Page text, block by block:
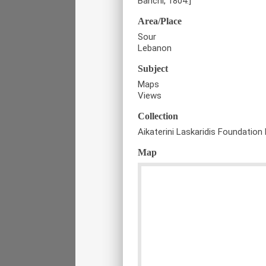
Area/Place
Sour
Lebanon
Subject
Maps
Views
Collection
Aikaterini Laskaridis Foundation
Map